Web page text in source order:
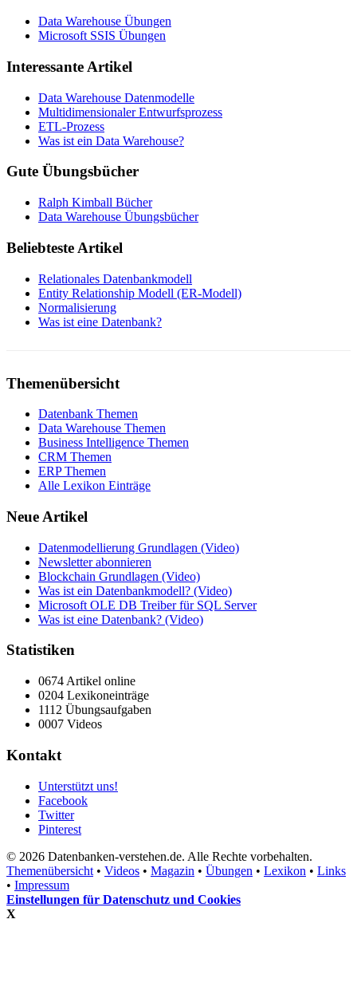
Data Warehouse Übungen
Microsoft SSIS Übungen
Interessante Artikel
Data Warehouse Datenmodelle
Multidimensionaler Entwurfsprozess
ETL-Prozess
Was ist ein Data Warehouse?
Gute Übungsbücher
Ralph Kimball Bücher
Data Warehouse Übungsbücher
Beliebteste Artikel
Relationales Datenbankmodell
Entity Relationship Modell (ER-Modell)
Normalisierung
Was ist eine Datenbank?
Themenübersicht
Datenbank Themen
Data Warehouse Themen
Business Intelligence Themen
CRM Themen
ERP Themen
Alle Lexikon Einträge
Neue Artikel
Datenmodellierung Grundlagen (Video)
Newsletter abonnieren
Blockchain Grundlagen (Video)
Was ist ein Datenbankmodell? (Video)
Microsoft OLE DB Treiber für SQL Server
Was ist eine Datenbank? (Video)
Statistiken
0674 Artikel online
0204 Lexikoneinträge
1112 Übungsaufgaben
0007 Videos
Kontakt
Unterstützt uns!
Facebook
Twitter
Pinterest
© 2026 Datenbanken-verstehen.de. Alle Rechte vorbehalten.
Themenübersicht • Videos • Magazin • Übungen • Lexikon • Links
• Impressum
Einstellungen für Datenschutz und Cookies
X